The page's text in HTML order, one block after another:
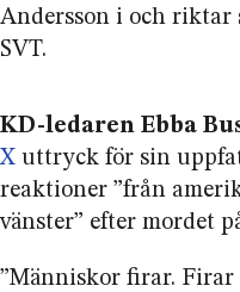
Andersson i och
SVT.
KD-ledaren Ebba
X uttryck för sin
reaktioner ”från
vänster” efter mordet
”Människor firar.